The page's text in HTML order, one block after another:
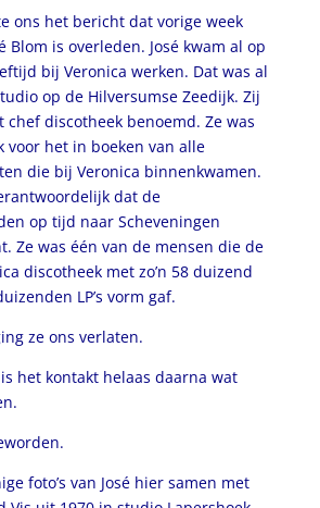
ons het bericht dat vorige week
Blom is overleden. José kwam al op
bij Veronica werken. Dat was al
op de Hilversumse Zeedijk. Zij
chef discotheek benoemd. Ze was
voor het in boeken van alle
die bij Veronica binnenkwamen.
dat de
op tijd naar Scheveningen
Ze was één van de mensen die de
discotheek met zo’n 58 duizend
LP’s vorm gaf.
ze ons verlaten.
het kontakt helaas daarna wat
foto’s van José hier samen met